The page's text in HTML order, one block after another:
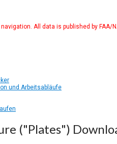
All data is published by FAA/
und Arbeitsabläufe
("Plates")